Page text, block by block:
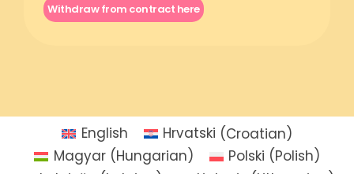
Withdraw from contract here
English Hrvatski (Croatian)
Magyar(Hungarian) Polski (Polish)